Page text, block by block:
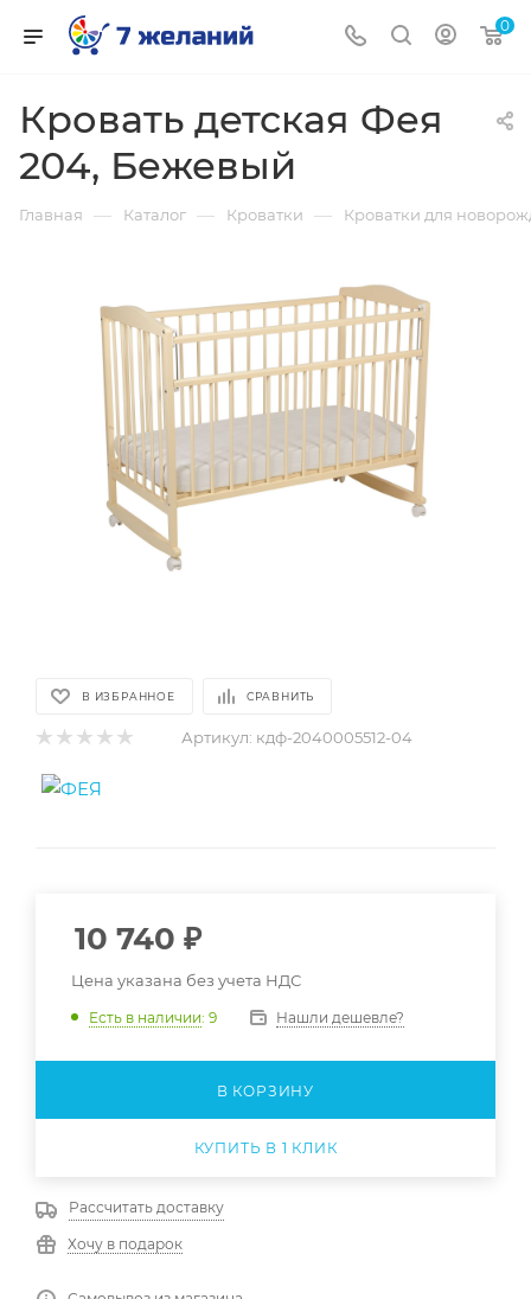
0
Кровать детская Фея
204, Бежевый
Главная — Каталог — Кроватки — Кроватки для
В ИЗБРАННОЕ СРАВНИТЬ
Артикул: кдф-2040005512-04
10 740 ₽
Цена указана без учета НДС
Есть в наличии: 9 Нашли дешевле?
В КОРЗИНУ
КУПИТЬ В 1 КЛИК
Рассчитать доставку
Хочу в подарок